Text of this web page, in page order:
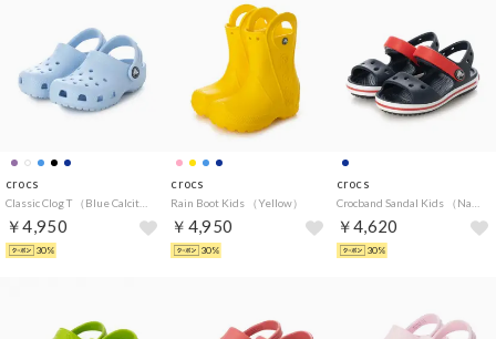
crocs
￥4,950
30%
crocs
Rain Boot Kids （Yellow）
￥4,950
30%
crocs
￥4,620
30%